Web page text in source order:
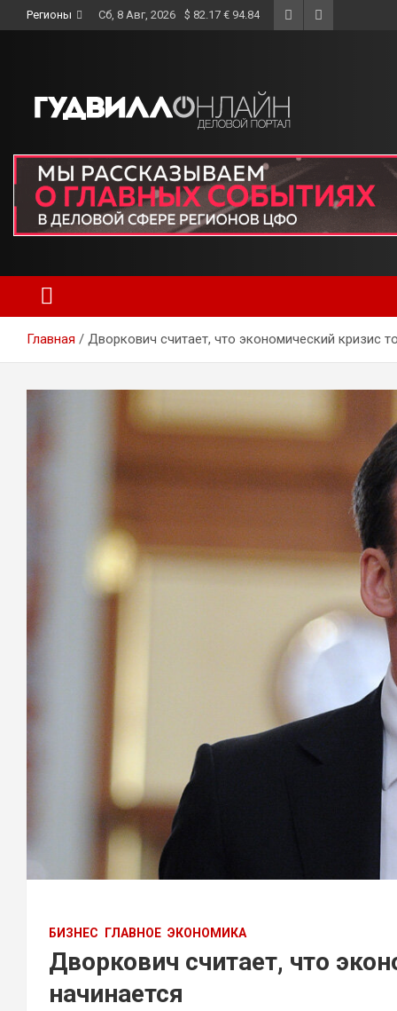
to
Регионы Сб, 8 Авг, 2026 $ 82.17 € 94.84
Главная Дворкович считает, что экономический кризис
БИЗНЕС ГЛАВНОЕ ЭКОНОМИКА
Дворкович считает, что
начинается